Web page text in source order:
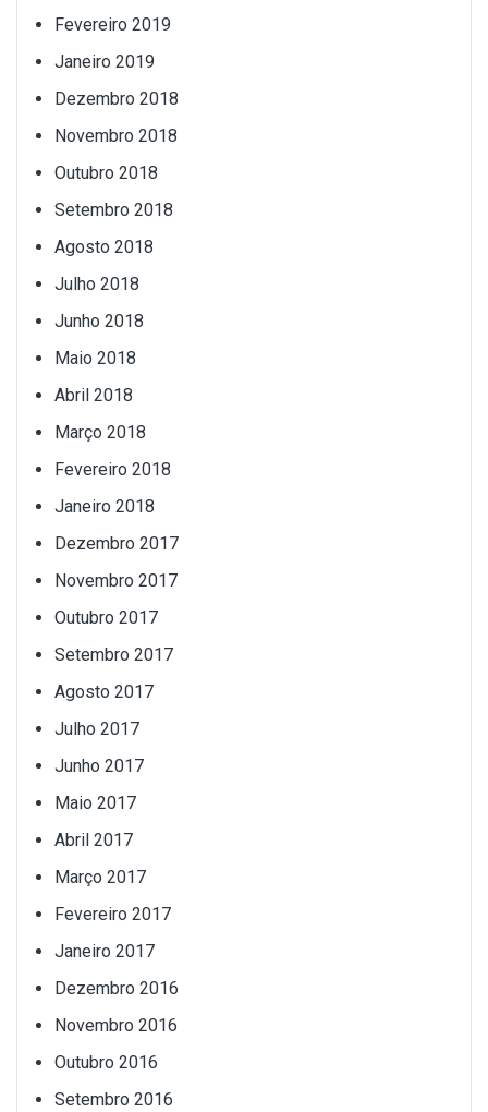
Fevereiro 2019
Janeiro 2019
Dezembro 2018
Novembro 2018
Outubro 2018
Setembro 2018
Agosto 2018
Julho 2018
Junho 2018
Maio 2018
Abril 2018
Março 2018
Fevereiro 2018
Janeiro 2018
Dezembro 2017
Novembro 2017
Outubro 2017
Setembro 2017
Agosto 2017
Julho 2017
Junho 2017
Maio 2017
Abril 2017
Março 2017
Fevereiro 2017
Janeiro 2017
Dezembro 2016
Novembro 2016
Outubro 2016
Setembro 2016